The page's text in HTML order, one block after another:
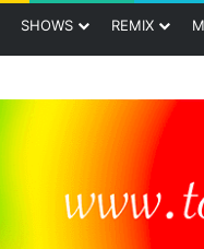
SHOWS REMIX